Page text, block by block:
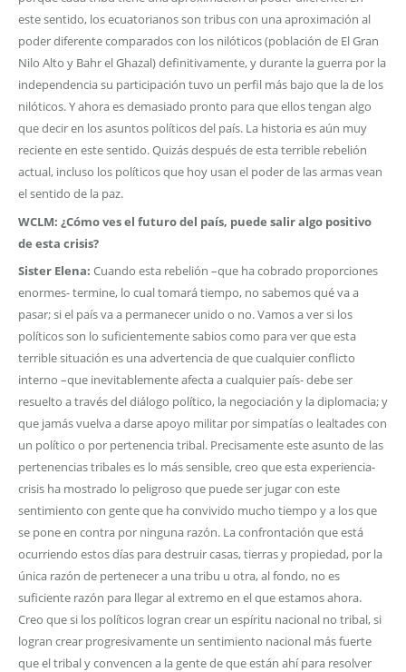
este sentido, los ecuatorianos son tribus con una aproximación al
poder diferente comparados con los nilóticos (población de El Gran
Nilo Alto y Bahr el Ghazal) definitivamente, y durante la guerra por la
independencia su participación tuvo un perfil más bajo que la de los
nilóticos. Y ahora es demasiado pronto para que ellos tengan algo
que decir en los asuntos políticos del país. La historia es aún muy
reciente en este sentido. Quizás después de esta terrible rebelión
actual, incluso los políticos que hoy usan el poder de las armas vean
el sentido de la paz.
WCLM: ¿Cómo ves el futuro del país, puede salir algo positivo
de esta crisis?
Sister Elena: Cuando esta rebelión –que ha cobrado proporciones
enormes- termine, lo cual tomará tiempo, no sabemos qué va a
pasar; si el país va a permanecer unido o no. Vamos a ver si los
políticos son lo suficientemente sabios como para ver que esta
terrible situación es una advertencia de que cualquier conflicto
interno –que inevitablemente afecta a cualquier país- debe ser
resuelto a través del diálogo político, la negociación y la diplomacia; y
que jamás vuelva a darse apoyo militar por simpatías o lealtades con
un político o por pertenencia tribal. Precisamente este asunto de las
pertenencias tribales es lo más sensible, creo que esta experiencia-
crisis ha mostrado lo peligroso que puede ser jugar con este
sentimiento con gente que ha convivido mucho tiempo y a los que
se pone en contra por ninguna razón. La confrontación que está
ocurriendo estos días para destruir casas, tierras y propiedad, por la
única razón de pertenecer a una tribu u otra, al fondo, no es
suficiente razón para llegar al extremo en el que estamos ahora.
Creo que si los políticos logran crear un espíritu nacional no tribal, si
logran crear progresivamente un sentimiento nacional más fuerte
que el tribal y convencen a la gente de que están ahí para resolver